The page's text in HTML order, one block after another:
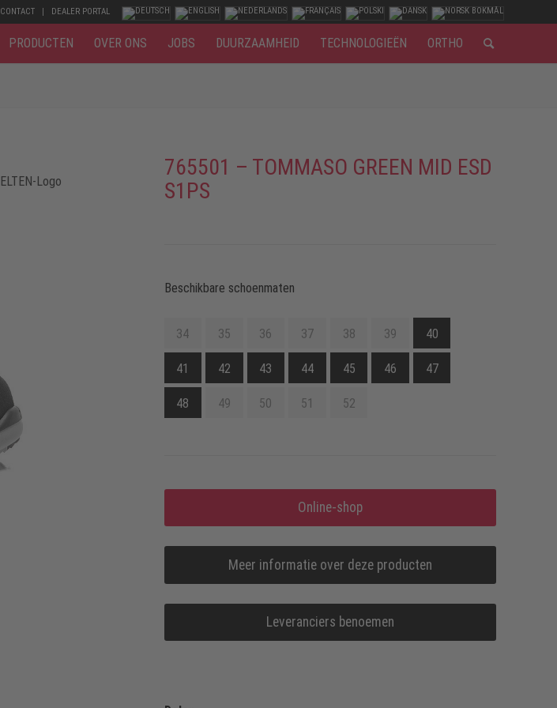
CONTACT DEALER PORTAL
PRODUCTEN OVER ONS JOBS DUURZAAMHEID TECHNOLOGIEËN ORTHO
765501 – TOMMASO GREEN MID ESD
S1PS
Beschikbare schoenmaten
34 35 36 37 38 39 40
41 42 43 44 45 46 47
48 49 50 51 52
Online-shop
Meer informatie over deze producten
Leveranciers benoemen